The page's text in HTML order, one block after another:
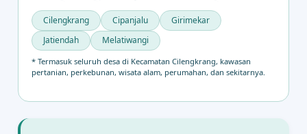
Cilengkrang Cipanjalu
Girimekar
Jatiendah
Melatiwangi
* Termasuk seluruh desa di Kecamatan Cilengkrang, kawasan
pertanian, perkebunan, wisata alam, perumahan, dan sekitarnya.